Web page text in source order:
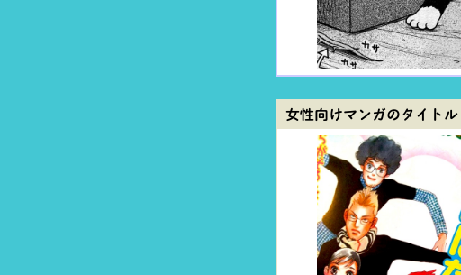
女性向けマンガのタイト